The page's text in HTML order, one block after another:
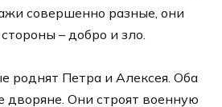
совершенно разные, они
– добро и зло.
роднят Петра и Алексея. Оба
дворяне. Они строят военную